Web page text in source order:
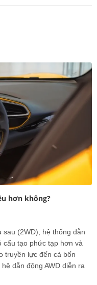
hơn không?
(2WD), hệ thống dẫn
cấu tạo phức tạp hơn và
truyền lực đến cả bốn
dẫn động AWD diễn ra